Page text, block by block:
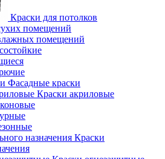
Краски для потолков
помещений
помещений
Фасадные краски
Краски акриловые
Краски